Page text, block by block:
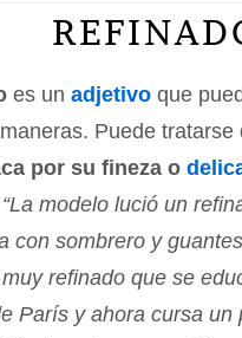
es un adjetivo que
Puede tratarse
por su fineza o
“La modelo lució un
con sombrero y
refinado que se
París y ahora cursa un